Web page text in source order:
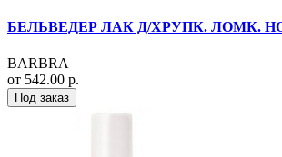
БЕЛЬВЕДЕР ЛАК Д/ХРУПК. ЛОМК.
BARBRA
от 542.00 р.
Под заказ